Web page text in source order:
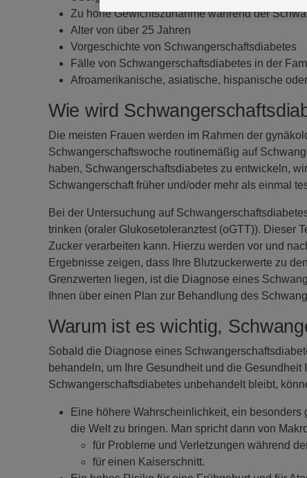
Zu hohe Gewichtszunahme während der
Alter von über 25 Jahren
Vorgeschichte von Schwangerschaftsdiabetes
Fälle von Schwangerschaftsdiabetes in der
Afroamerikanische, asiatische, hispanische
Wie wird
Die meisten Frauen werden im Rahmen der
Schwangerschaftswoche routinemäßig auf
haben, Schwangerschaftsdiabetes zu entwickeln,
Schwangerschaft früher und/oder mehr als einmal
Bei der Untersuchung auf
trinken (oraler Glukosetoleranztest (oGTT)). Dieser
Zucker verarbeiten kann. Hierzu werden vor und
Ergebnisse zeigen, dass Ihre Blutzuckerwerte zu
Grenzwerten liegen, ist die Diagnose eines
Ihnen über einen Plan zur Behandlung des
Warum ist es wichtig,
Sobald die Diagnose eines
behandeln, um Ihre Gesundheit und die
Schwangerschaftsdiabetes unbehandelt bleibt,
Eine höhere Wahrscheinlichkeit, ein
die Welt zu bringen. Man spricht dann von
für Probleme und Verletzungen während
für einen Kaiserschnitt.